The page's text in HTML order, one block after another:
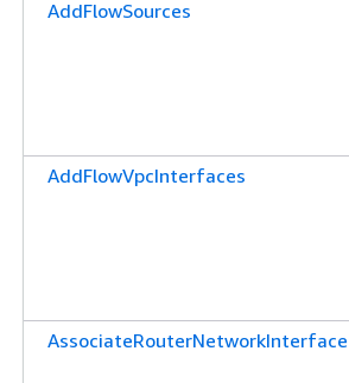
AddFlowSources
AddFlowVpcInterfaces
AssociateRouterNetworkInterface